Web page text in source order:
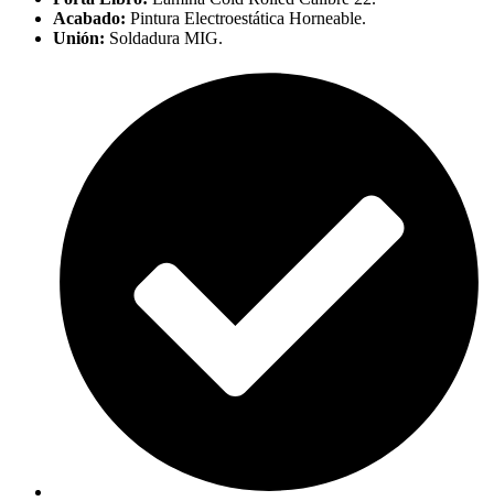
Acabado: Pintura Electroestática Horneable.
Unión: Soldadura MIG.